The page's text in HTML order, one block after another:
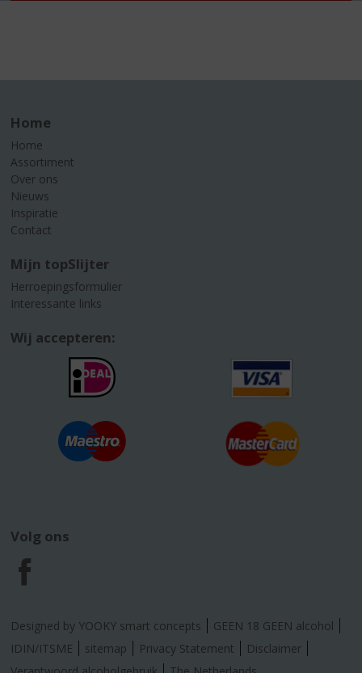
Home
Home
Assortiment
Over ons
Nieuws
Inspiratie
Contact
Mijn topSlijter
Herroepingsformulier
Interessante links
Wij accepteren:
Volg ons
F
a
c
Designed by YOOKY smart concepts
GEEN 18 GEEN alcohol
IDIN/ITSME
sitemap Privacy Statement
Disclaimer